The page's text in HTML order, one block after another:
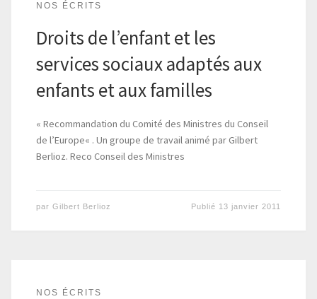
NOS ÉCRITS
Droits de l’enfant et les
services sociaux adaptés aux
enfants et aux familles
« Recommandation du Comité des Ministres du Conseil
de l’Europe« . Un groupe de travail animé par Gilbert
Berlioz. Reco Conseil des Ministres
par Gilbert Berlioz Publié 13 janvier 2011
NOS ÉCRITS